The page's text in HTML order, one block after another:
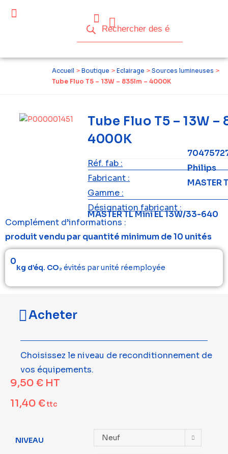
Accueil > Boutique > Eclairage > Sources lumineuses >
Tube Fluo T5 – 13W – 835lm – 4000K
Tube Fluo T5 – 13W –
4000K
Réf. fab :
Fabricant :
Philips
Gamme :
MASTER
Désignation fabricant :
MASTER TL Mini EL 13W/33-640
Complément d’informations :
produit vendu par quantité minimum de 10 unités
0
kg d’éq. CO₂évités par unité réemployée
Acheter
Choisissez le niveau de reconditionnement de
vos équipements.
9,50 € HT
11,40 €ttc
NIVEAU Neuf